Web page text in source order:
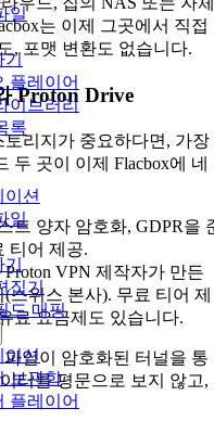
일
플레이어
이브러리
록
이션
일
집기
드 매핑
이션
보관함
플레이어
는 이제 그곳에서 직접
, 포맷 변환도 없습니다.
Proton Drive
리지가 중요하다면, 가장
두 곳이 이제 Flacbox에 네
트 양자 암호화, GDPR을
티어 제공.
VPN 제작자가 만든
스위스 본사). 무료 티어 제
료 요금제도 있습니다.
일이 암호화된 터널을 통
터를 평문으로 보지 않고,